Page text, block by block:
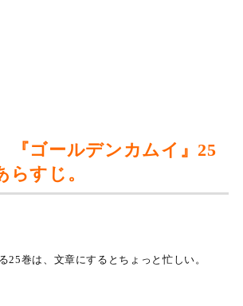
『ゴールデンカムイ』25
らすじ。
25巻は、文章にするとちょっと忙しい。